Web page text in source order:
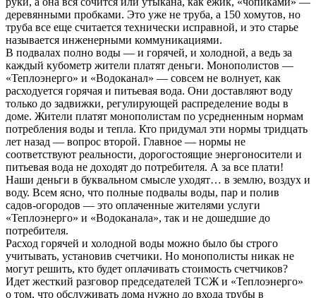
деревянными пробками. Это уже не труба, а 150 хомутов, но
труба все еще считается технически исправной, и это старье
называется инженерными коммуникациями.
В подвалах полно воды — и горячей, и холодной, а ведь за
каждый кубометр жители платят деньги. Монополистов —
«Теплоэнерго» и «Водоканал» — совсем не волнует, как
расходуется горячая и питьевая вода. Они доставляют воду
только до задвижки, регулирующей распределение воды в
доме. Жители платят монополистам по усредненным нормам
потребления воды и тепла. Кто придумал эти нормы тридцать
лет назад — вопрос второй. Главное — нормы не
соответствуют реальности, дорогостоящие энергоносители и
питьевая вода не доходят до потребителя. А за все плати!
Наши деньги в буквальном смысле уходят… в землю, воздух и
воду. Всем ясно, что полные подвалы воды, пар и полив
садов-огородов — это оплаченные жителями услуги
«Теплоэнерго» и «Водоканала», так и не дошедшие до
потребителя.
Расход горячей и холодной воды можно было бы строго
учитывать, установив счетчики. Но монополисты никак не
могут решить, кто будет оплачивать стоимость счетчиков?
Идет жесткий разговор председателей ТСЖ и «Теплоэнерго»
о том, что обслуживать дома нужно до входа трубы в